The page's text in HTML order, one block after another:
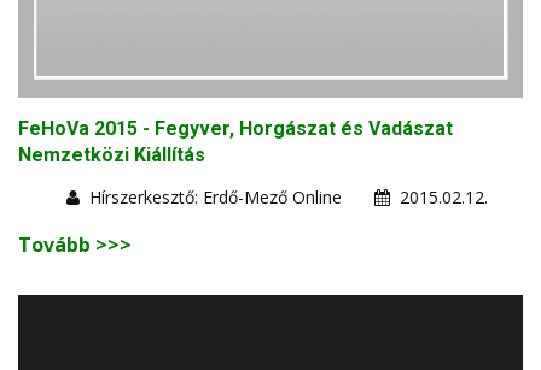
FeHoVa 2015 - Fegyver, Horgászat és Vadászat
Nemzetközi Kiállítás
Hírszerkesztő: Erdő-Mező Online
2015.02.12.
Tovább >>>